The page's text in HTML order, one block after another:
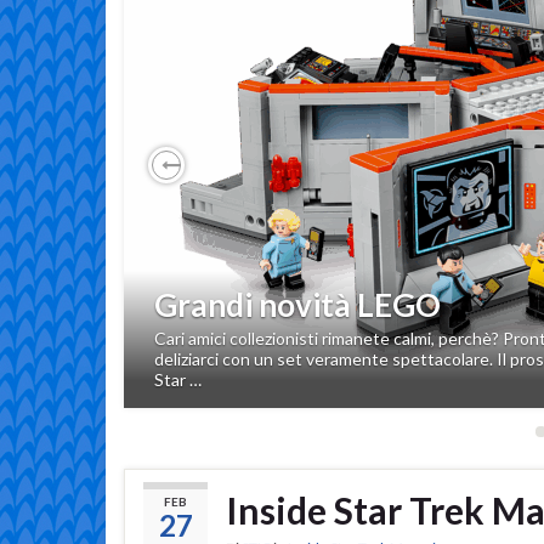
Grandi novità LEGO
Cari amici collezionisti rimanete calmi, perchè?
deliziarci con un set veramente spettacolare. Il
Star …
Incontriamo il cast di
Series Festival
Avevamo promesso che ne avreste viste delle
Series Festival e finalmente possiamo annunciare
…
Previous
FEB
27 Inside Star Trek